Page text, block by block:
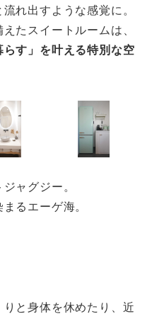
れ出すような感覚に。
たスイートルームは、
らす」を叶える特別な空
ャグジー。
るエーゲ海。
と身体を休めたり、近